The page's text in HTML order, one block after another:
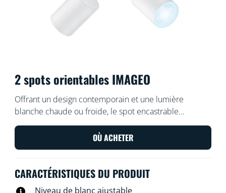
2 spots orientables IMAGEO
Offrant un design contemporain et une lumière
blanche chaude ou froide, le spot encastrable
intelligent WiZ Imageo blanc dispose de deux spots
réglables pour éclairer votre espace avec une lumière
intelligente. Utilisez votre système Wi-Fi actuel pour le
OÙ ACHETER
CARACTÉRISTIQUES DU PRODUIT
Niveau de blanc ajustable